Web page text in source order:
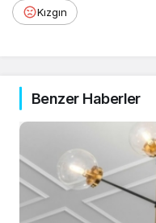
Kızgın
Benzer Haberler